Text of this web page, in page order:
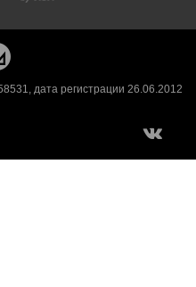
дата регистрации 26.06.2012